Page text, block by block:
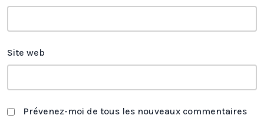
Site web
Prévenez-moi de tous les nouveaux commentaires